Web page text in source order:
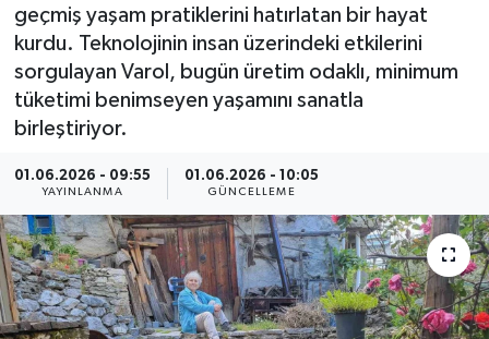
geçmiş yaşam pratiklerini hatırlatan bir hayat
kurdu. Teknolojinin insan üzerindeki etkilerini
sorgulayan Varol, bugün üretim odaklı, minimum
tüketimi benimseyen yaşamını sanatla
birleştiriyor.
01.06.2026 - 09:55
YAYINLANMA
01.06.2026 - 10:05
GÜNCELLEME
ÇEVRE
Dış Haberler
Dünya
EĞİTİM
EKONOMİ
English News